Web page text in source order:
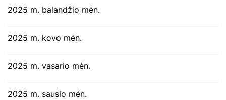
2025 m. balandžio mėn.
2025 m. kovo mėn.
2025 m. vasario mėn.
2025 m. sausio mėn.